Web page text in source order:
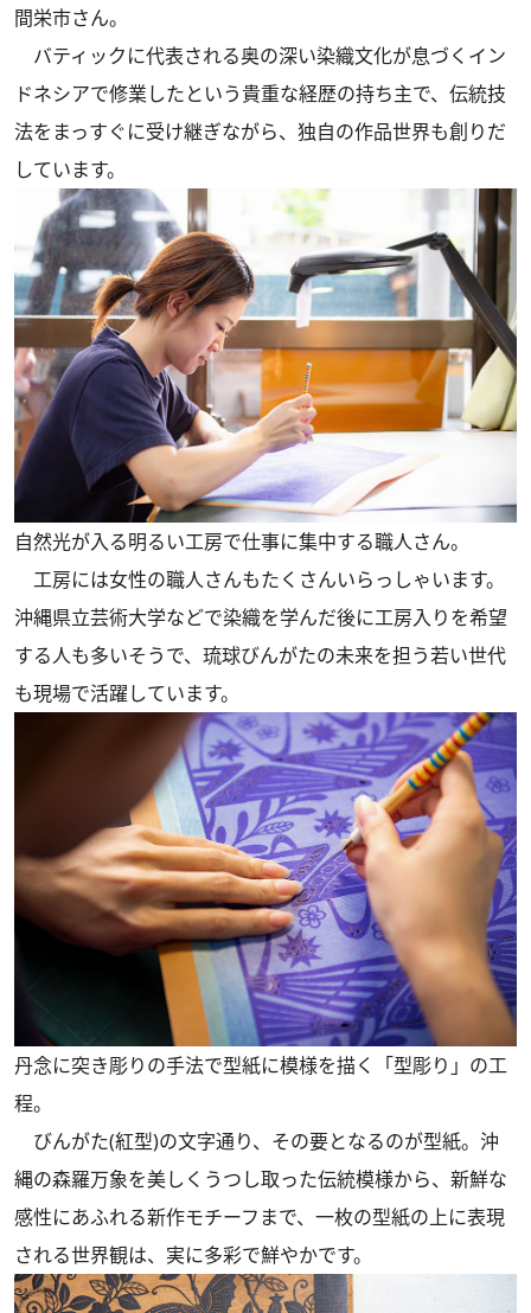
間栄市さん。
バティックに代表される奥の深い染織文化が息づくイン
ドネシアで修業したという貴重な経歴の持ち主で、伝統技
法をまっすぐに受け継ぎながら、独自の作品世界も創りだ
しています。
自然光が入る明るい工房で仕事に集中する職人さん。
工房には女性の職人さんもたくさんいらっしゃいます。
沖縄県立芸術大学などで染織を学んだ後に工房入りを希望
する人も多いそうで、琉球びんがたの未来を担う若い世代
も現場で活躍しています。
丹念に突き彫りの手法で型紙に模様を描く「型彫り」の工
程。
びんがた(紅型)の文字通り、その要となるのが型紙。沖
縄の森羅万象を美しくうつし取った伝統模様から、新鮮な
感性にあふれる新作モチーフまで、一枚の型紙の上に表現
される世界観は、実に多彩で鮮やかです。